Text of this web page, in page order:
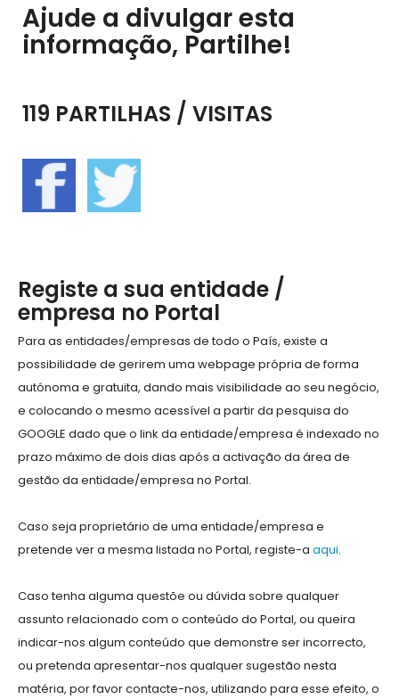
Ajude a divulgar esta
informação, Partilhe!
119 PARTILHAS / VISITAS
Registe a sua entidade /
empresa no Portal
Para as entidades/empresas de todo o País, existe a
possibilidade de gerirem uma webpage própria de forma
autónoma e gratuita, dando mais visibilidade ao seu negócio,
e colocando o mesmo acessível a partir da pesquisa do
GOOGLE dado que o link da entidade/empresa é indexado no
prazo máximo de dois dias após a activação da área de
gestão da entidade/empresa no Portal.
Caso seja proprietário de uma entidade/empresa e
pretende ver a mesma listada no Portal, registe-a aqui.
Caso tenha alguma questõe ou dúvida sobre qualquer
assunto relacionado com o conteúdo do Portal, ou queira
indicar-nos algum conteúdo que demonstre ser incorrecto,
ou pretenda apresentar-nos qualquer sugestão nesta
matéria, por favor contacte-nos, utilizando para esse efeito, o